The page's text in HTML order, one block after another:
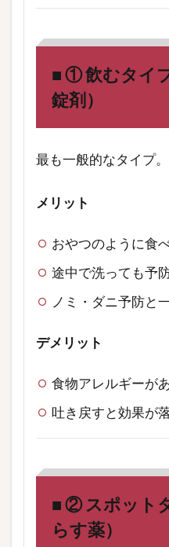
■ ① 飲むタイ
錠剤）
最も一般的なタイプ。
メリット
おやつのように食
途中で洗っても予
ノミ・ダニ予防と
デメリット
食物アレルギーが
吐き戻すと効果が
■ ② スポット
らす薬）